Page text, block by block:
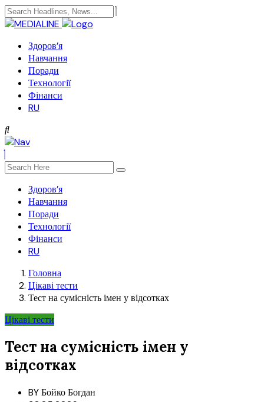
Здоров’я
Навчання
Поради
Технології
Фінанси
RU
Здоров’я
Навчання
Поради
Технології
Фінанси
RU
Головна
Цікаві тести
Тест на сумісність імен у відсотках
Цікаві тести
Тест на сумісність імен у
відсотках
BYБойко Богдан